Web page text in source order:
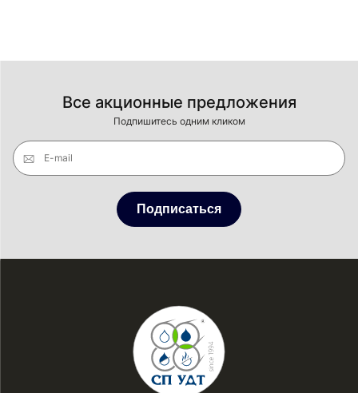
Все акционные предложения
Подпишитесь одним кликом
E-mail
Подписаться